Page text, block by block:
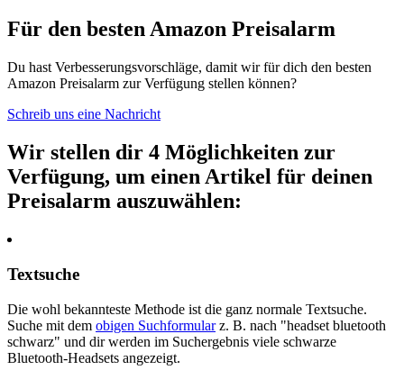
Für den besten Amazon Preisalarm
Du hast Verbesserungsvorschläge, damit wir für dich den besten
Amazon Preisalarm zur Verfügung stellen können?
Schreib uns eine Nachricht
Wir stellen dir 4 Möglichkeiten zur
Verfügung, um einen Artikel für deinen
Preisalarm auszuwählen:
Textsuche
Die wohl bekannteste Methode ist die ganz normale Textsuche.
Suche mit dem obigen Suchformularz. B. nach "headset bluetooth
schwarz" und dir werden im Suchergebnis viele schwarze
Bluetooth-Headsets angezeigt.